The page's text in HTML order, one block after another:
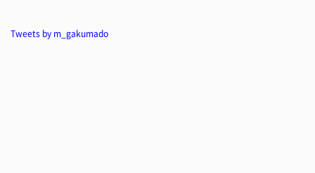
Tweets by m_gakumado